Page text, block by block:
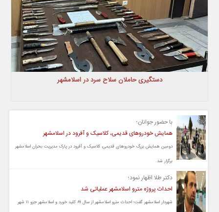
دستگیری حاملان سلاح سرد در اسلامشهر
با حضور جوانان؛
همایش خودروهای قدیمی، کلاسیک و آفرود در اسلامشهر
دومین همایش بزرگ خودروهای قدیمی، کلاسیک و آفرود در پارک مدیریت بحران اسلامشهر
برگزار شد.
دکتر طلا اظهار نمود؛
احداث پروژه مترو اسلامشهر عملیاتی شد
شهردار اسلامشهر گفت؛ احداث مترو اسلامشهر از سال ۸۹ کلید خورد و اسلامشهر جزو ۱۱ شهر